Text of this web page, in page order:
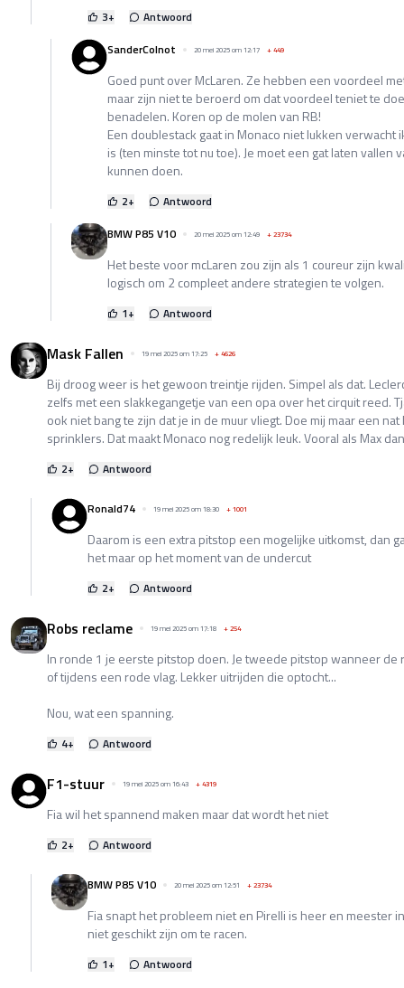
3+
Antwoord
SanderColnot
20 mei 2025 om 12:17 +449
Goed punt over McLaren. Ze hebben een voordeel
maar zijn niet te beroerd om dat voordeel teniet te
benadelen. Koren op de molen van RB!
Een doublestack gaat in Monaco niet lukken
is (ten minste tot nu toe). Je moet een gat laten vallen
kunnen doen.
2+
Antwoord
BMW P85 V10
20 mei 2025 om 12:49 +23734
Het beste voor mcLaren zou zijn als 1 coureur zijn
logisch om 2 compleet andere strategien te volgen.
1+ Antwoord
Mask Fallen 19 mei 2025 om 17:25 +4626
Bij droog weer is het gewoon treintje rijden. Simpel als dat.
zelfs met een slakkegangetje van een opa over het cirquit reed.
ook niet bang te zijn dat je in de muur vliegt. Doe mij maar een
sprinklers. Dat maakt Monaco nog redelijk leuk. Vooral als Max
2+ Antwoord
Ronald74 19 mei 2025 om 18:30 +1001
Daarom is een extra pitstop een mogelijke uitkomst, dan
het maar op het moment van de undercut
2+ Antwoord
Robs reclame 19 mei 2025 om 17:18 +254
In ronde 1 je eerste pitstop doen. Je tweede pitstop wanneer de
of tijdens een rode vlag. Lekker uitrijden die optocht...
Nou, wat een spanning.
4+ Antwoord
F1-stuur 19 mei 2025 om 16:43 +4319
Fia wil het spannend maken maar dat wordt het niet
2+ Antwoord
BMW P85 V10 20 mei 2025 om 12:51 +23734
Fia snapt het probleem niet en Pirelli is heer en meester
niet geschikt zijn om te racen.
1+ Antwoord